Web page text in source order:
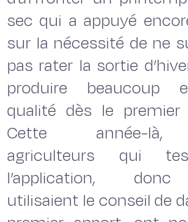
sec qui a appuyé
sur la nécessité de ne
pas rater la sortie
produire beaucoup
qualité dès le premier
Cette année-
agriculteurs qui
l’application,
utilisaient le conseil de